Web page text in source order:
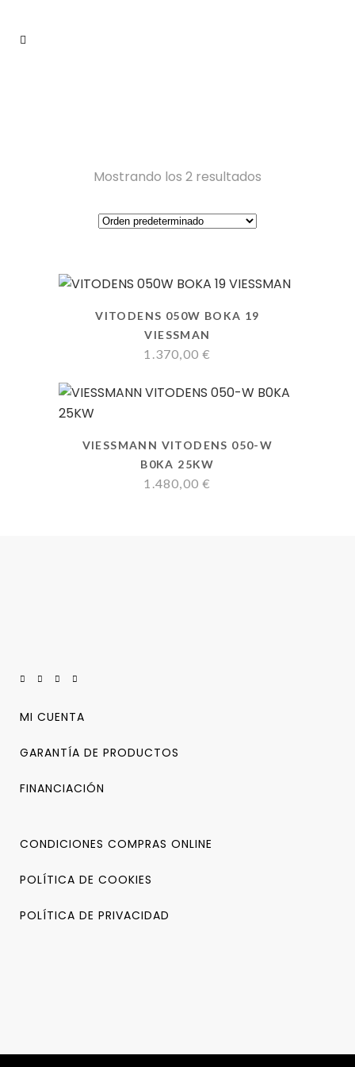
Mostrando los 2 resultados
VITODENS 050W BOKA 19
VIESSMAN
1.370,00€
VIESSMANN VITODENS 050-W
B0KA 25KW
1.480,00€
MI CUENTA
GARANTÍA DE PRODUCTOS
FINANCIACIÓN
CONDICIONES COMPRAS ONLINE
POLÍTICA DE COOKIES
POLÍTICA DE PRIVACIDAD